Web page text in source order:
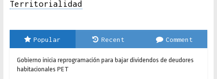
Territorialidad
Popular Recent Comment
Gobierno inicia reprogramación para bajar dividendos de deudores
habitacionales PET